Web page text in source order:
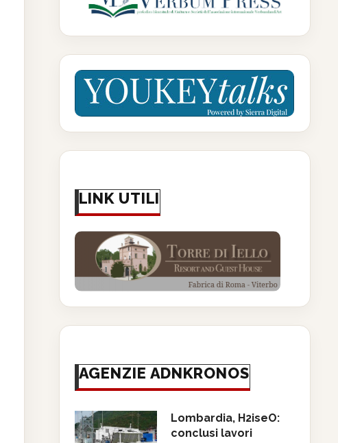
LINK UTILI
AGENZIE ADNKRONOS
Lombardia, H2iseO:
conclusi lavori